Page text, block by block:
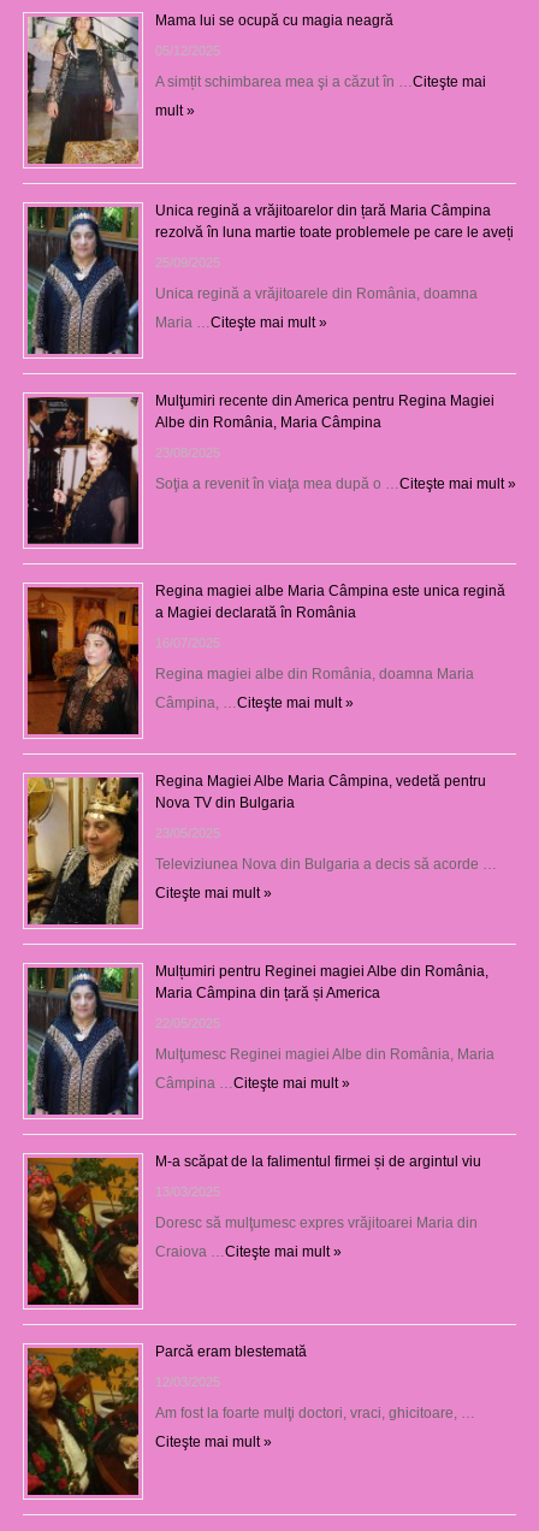
Mama lui se ocupă cu magia neagră
05/12/2025
A simțit schimbarea mea şi a căzut în … Citeşte mai
mult »
Unica regină a vrăjitoarelor din țară Maria Câmpina
rezolvă în luna martie toate problemele pe care le aveți
25/09/2025
Unica regină a vrăjitoarele din România, doamna
Maria … Citeşte mai mult »
Mulţumiri recente din America pentru Regina Magiei
Albe din România, Maria Câmpina
23/08/2025
Soţia a revenit în viaţa mea după o … Citeşte mai mult »
Regina magiei albe Maria Câmpina este unica regină
a Magiei declarată în România
16/07/2025
Regina magiei albe din România, doamna Maria
Câmpina, … Citeşte mai mult »
Regina Magiei Albe Maria Câmpina, vedetă pentru
Nova TV din Bulgaria
23/05/2025
Televiziunea Nova din Bulgaria a decis să acorde …
Citeşte mai mult »
Mulțumiri pentru Reginei magiei Albe din România,
Maria Câmpina din țară și America
22/05/2025
Mulţumesc Reginei magiei Albe din România, Maria
Câmpina … Citeşte mai mult »
M-a scăpat de la falimentul firmei și de argintul viu
13/03/2025
Doresc să mulţumesc expres vrăjitoarei Maria din
Craiova … Citeşte mai mult »
Parcă eram blestemată
12/03/2025
Am fost la foarte mulţi doctori, vraci, ghicitoare, …
Citeşte mai mult »